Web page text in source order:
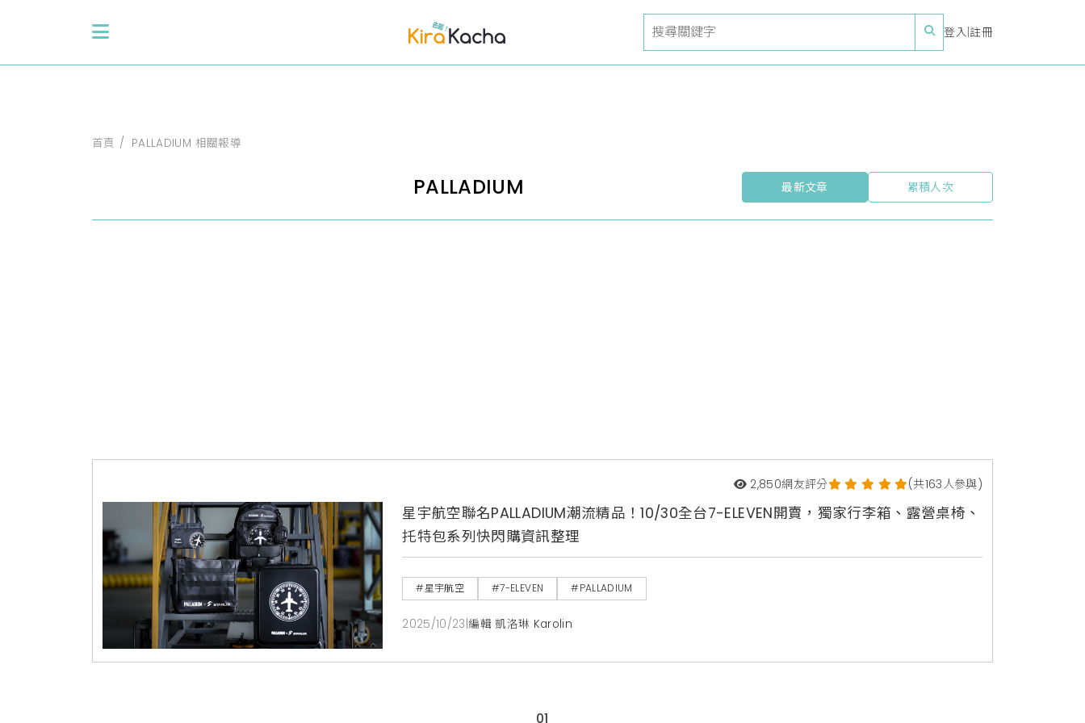
登入 註冊
首頁 PALLADIUM 相關報導
PALLADIUM 最新文章 累積人次
2,850網友評分 (共163人參與)
星宇航空聯名PALLADIUM潮流精品！10/30全台7-ELEVEN開賣，獨家行李箱、露營桌椅、
托特包系列快閃購資訊整理
#星宇航空 #7-ELEVEN #PALLADIUM
2025/10/23 |編輯 凱洛琳 Karolin
01